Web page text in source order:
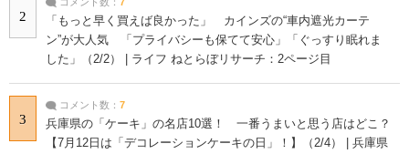
2
「もっと早く買えば良かった」 カインズの“車内遮光カーテ
ン”が大人気 「プライバシーも保てて安心」「ぐっすり眠れま
した」（2/2） | ライフ ねとらぼリサーチ：2ページ目
3
コメント数： 7
兵庫県の「ケーキ」の名店10選！ 一番うまいと思う店はどこ？
【7月12日は「デコレーションケーキの日」！】（2/4） | 兵庫県